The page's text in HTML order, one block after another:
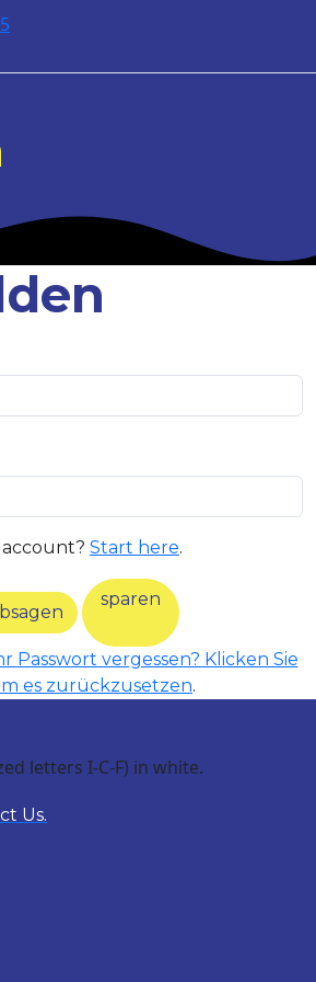
Start here.
sparen
Passwort vergessen? Klicken Sie
es zurückzusetzen.
Us.